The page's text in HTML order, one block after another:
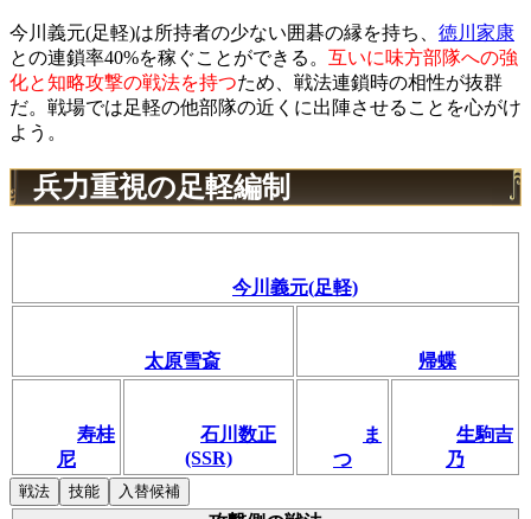
今川義元(足軽)は所持者の少ない囲碁の縁を持ち、 徳川家康
との連鎖率40%を稼ぐことができる。 互いに味方部隊への強
化と知略攻撃の戦法を持つため、戦法連鎖時の相性が抜群
だ。戦場では足軽の他部隊の近くに出陣させることを心がけ
よう。
兵力重視の足軽編制
今川義元(足軽)
太原雪斎 帰蝶
寿桂
尼
石川数正
(SSR)
ま
つ
生駒吉
乃
戦法 技能 入替候補